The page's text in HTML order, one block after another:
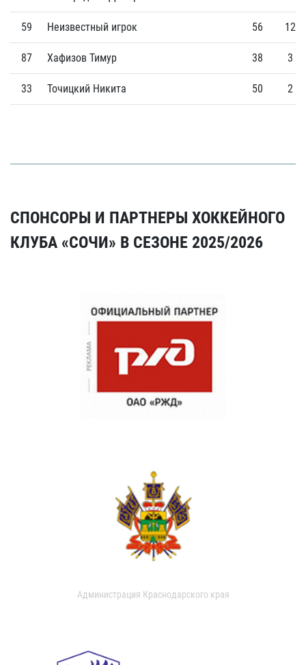
59 Неизвестный игрок 56 12
87 Хафизов Тимур 38 3
33 Точицкий Никита 50 2
СПОНСОРЫ И ПАРТНЕРЫ ХОККЕЙНОГО
КЛУБА «СОЧИ» В СЕЗОНЕ 2025/2026
Администрация Краснодарского края